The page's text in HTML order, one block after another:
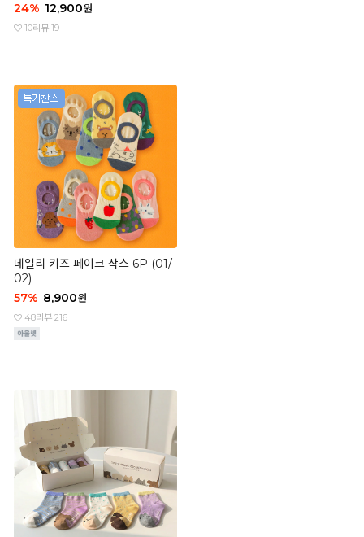
24% 12,900원
10리뷰 19
데일리 키즈 페이크 삭스 6P (01/
02)
57% 8,900원
48리뷰 216